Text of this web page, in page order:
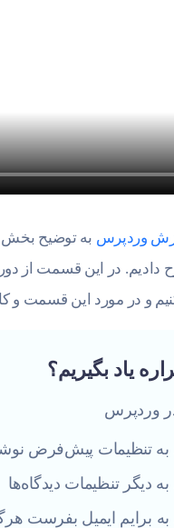
وردپرس به توضیح بخش
دادیم. در این قسمت از
و در مورد این قسمت و
یاد بگیریم؟
وردپرس
به تنظیمات پیش‌فرض
دیگر تنظیمات دیدگاه‌ها
برایم ایمیل بفرست